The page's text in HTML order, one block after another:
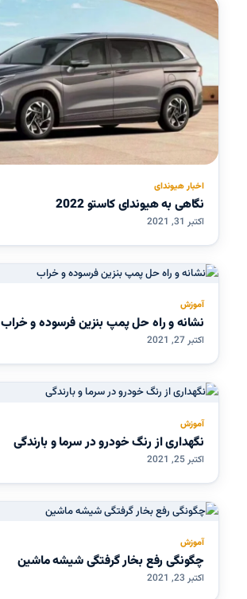
اخبار هیوندای
نگاهی به هیوندای کاستو 2022
اکتبر 31, 2021
آموزش
نشانه و راه حل پمپ بنزین فرسوده و خراب
اکتبر 27, 2021
آموزش
نگهداری از رنگ خودرو در سرما و بارندگی
اکتبر 25, 2021
آموزش
چگونگی رفع بخار گرفتگی شیشه ماشین
اکتبر 23, 2021